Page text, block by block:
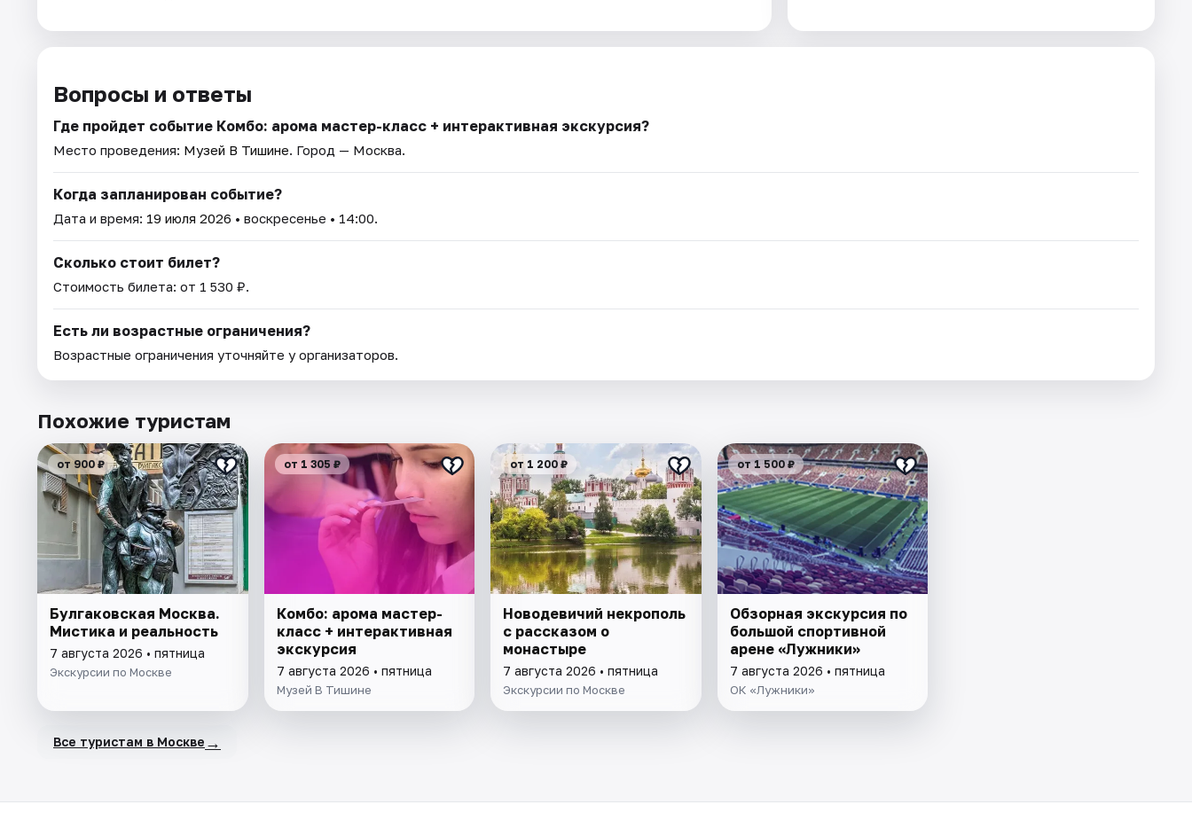
Вопросы и ответы
Где пройдет событие Комбо: арома мастер-класс + интерактивная экскурсия?
Место проведения: Музей В Тишине. Город — Москва.
Когда запланирован событие?
Дата и время: 19 июля 2026 • воскресенье • 14:00.
Сколько стоит билет?
Стоимость билета: от 1 530 ₽.
Есть ли возрастные ограничения?
Возрастные ограничения уточняйте у организаторов.
Похожие туристам
от 900 ₽
Булгаковская Москва.
Мистика и реальность
7 августа 2026 • пятница
Экскурсии по Москве
от 1 305 ₽
Комбо: арома мастер-
класс + интерактивная
экскурсия
7 августа 2026 • пятница
Музей В Тишине
от 1 200 ₽
Новодевичий некрополь
с рассказом о
монастыре
7 августа 2026 • пятница
Экскурсии по Москве
от 1 500 ₽
Обзорная экскурсия по
большой спортивной
арене «Лужники»
7 августа 2026 • пятница
ОК «Лужники»
Все туристам в Москве →